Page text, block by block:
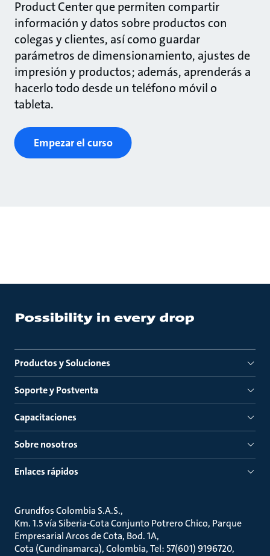
Product Center que permiten compartir
información y datos sobre productos con
colegas y clientes, así como guardar
parámetros de dimensionamiento, ajustes de
impresión y productos; además, aprenderás a
hacerlo todo desde un teléfono móvil o
tableta.
Empezar el curso
Productos y Soluciones
Soporte y Postventa
Capacitaciones
Sobre nosotros
Enlaces rápidos
Grundfos Colombia S.A.S.
Km. 1.5 vía Siberia-Cota Conjunto Potrero Chico, Parque
Empresarial Arcos de Cota, Bod. 1A
Cota (Cundinamarca), Colombia, Tel: 57(601) 9196720